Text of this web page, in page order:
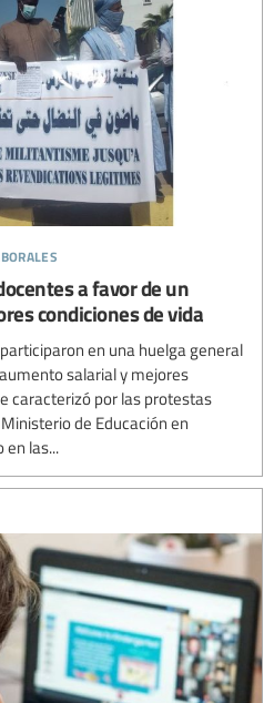
a favor de un
condiciones de vida
en una huelga general
salarial y mejores
caracterizó por las protestas
de Educación en
en las...